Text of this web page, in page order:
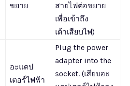
ขยาย
สายไฟต่อขยาย
เพื่อเข้าถึง
เต้าเสียบไฟ)
อะแดป
เตอร์ไฟฟ้า
Plug the power
adapter into the
socket. (เสียบอะ